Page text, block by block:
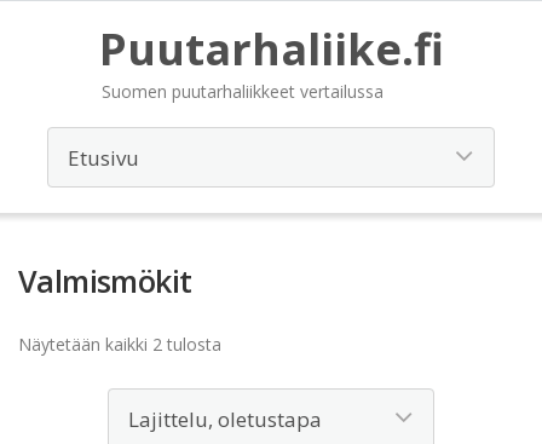
Puutarhaliike.fi
Suomen puutarhaliikkeet vertailussa
Valmismökit
Näytetään kaikki 2 tulosta